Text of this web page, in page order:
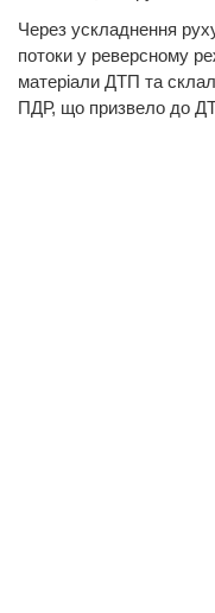
Через ускладнення
потоки у реверсному
матеріали ДТП та
ПДР, що призвело до